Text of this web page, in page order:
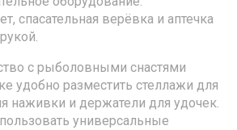
спасательная верёвка и аптечка
с рыболовными снастями
удобно разместить стеллажи для
наживки и держатели для удочек.
универсальные